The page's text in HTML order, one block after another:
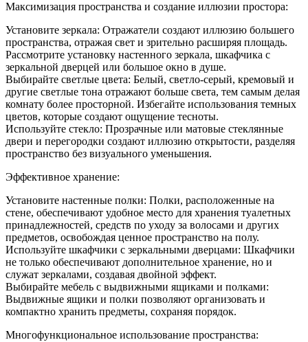
для
Максимизация пространства и создание иллюзии простора:
Установите зеркала: Отражатели создают иллюзию большего
пространства, отражая свет и зрительно расширяя площадь.
Рассмотрите установку настенного зеркала, шкафчика с
зеркальной дверцей или большое окно в душе.
Выбирайте светлые цвета: Белый, светло-серый, кремовый и
другие светлые тона отражают больше света, тем самым делая
комнату более просторной. Избегайте использования темных
цветов, которые создают ощущение тесноты.
Используйте стекло: Прозрачные или матовые стеклянные
двери и перегородки создают иллюзию открытости, разделяя
пространство без визуального уменьшения.
Эффективное хранение:
Установите настенные полки: Полки, расположенные на
стене, обеспечивают удобное место для хранения туалетных
принадлежностей, средств по уходу за волосами и других
предметов, освобождая ценное пространство на полу.
Используйте шкафчики с зеркальными дверцами: Шкафчики
не только обеспечивают дополнительное хранение, но и
служат зеркалами, создавая двойной эффект.
Выбирайте мебель с выдвижными ящиками и полками:
Выдвижные ящики и полки позволяют организовать и
компактно хранить предметы, сохраняя порядок.
Многофункциональное использование пространства: